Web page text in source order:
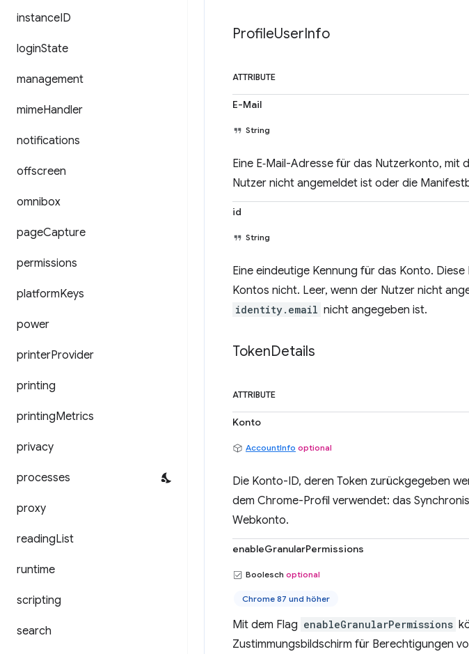
instanceID
loginState
management
mimeHandler
notifications
offscreen
omnibox
pageCapture
permissions
platformKeys
power
printerProvider
printing
printingMetrics
privacy
processes
proxy
readingList
runtime
scripting
search
ProfileUserInfo
ATTRIBUTE
E-Mail
String
Eine E‑Mail-Adresse für das Nutzerkonto, mit
Nutzer nicht angemeldet ist oder die
id
String
Eine eindeutige Kennung für das Konto.
Kontos nicht. Leer, wenn der Nutzer nicht
identity.email nicht angegeben ist.
TokenDetails
ATTRIBUTE
Konto
AccountInfo optional
Die Konto-ID, deren Token zurückgegeben
dem Chrome-Profil verwendet: das
Webkonto.
enableGranularPermissions
Boolesch optional
Chrome 87 und höher
Mit dem Flag enableGranularPermissions
Zustimmungsbildschirm für Berechtigungen